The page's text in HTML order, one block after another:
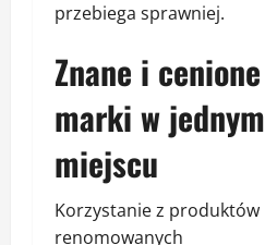
przebiega sprawniej.
Znane i cenione
marki w jednym
miejscu
Korzystanie z produktów
renomowanych